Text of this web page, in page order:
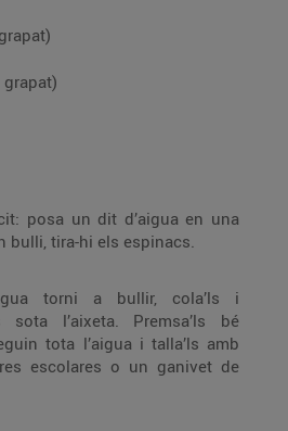
posa un dit d’aigua en una
olla i, quan bulli, tira-hi els espinacs.
torni a bullir, cola’ls i
l’aixeta. Premsa’ls bé
tota l’aigua i talla’ls amb
de